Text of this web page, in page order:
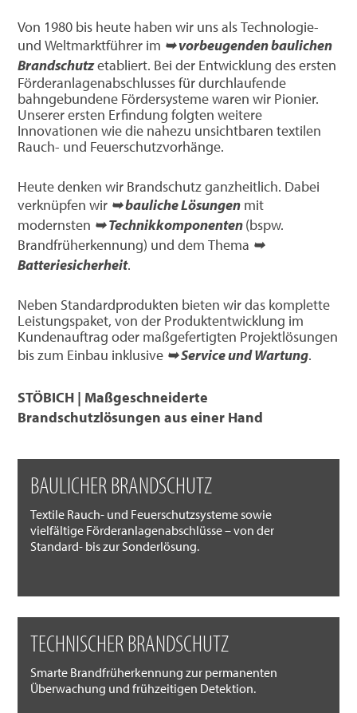
Von 1980 bis heute haben wir uns als Technologie-
und Weltmarktführer im ➥ vorbeugenden baulichen
Brandschutzetabliert. Bei der Entwicklung des ersten
Förderanlagenabschlusses für durchlaufende
bahngebundene Fördersysteme waren wir Pionier.
Unserer ersten Erfindung folgten weitere
Innovationen wie die nahezu unsichtbaren textilen
Rauch- und Feuerschutzvorhänge.
Heute denken wir Brandschutz ganzheitlich. Dabei
verknüpfen wir ➥ bauliche Lösungen mit
modernsten ➥ Technikkomponenten(bspw.
Brandfrüherkennung) und dem Thema ➥
Batteriesicherheit.
Neben Standardprodukten bieten wir das komplette
Leistungspaket, von der Produktentwicklung im
Kundenauftrag oder maßgefertigten Projektlösungen
bis zum Einbau inklusive ➥ Service und Wartung.
STÖBICH | Maßgeschneiderte
Brandschutzlösungen aus einer Hand
BAULICHER BRANDSCHUTZ
Textile Rauch- und Feuerschutzsysteme sowie
vielfältige Förderanlagenabschlüsse – von der
Standard- bis zur Sonderlösung.
TECHNISCHER BRANDSCHUTZ
Smarte Brandfrüherkennung zur permanenten
Überwachung und frühzeitigen Detektion.